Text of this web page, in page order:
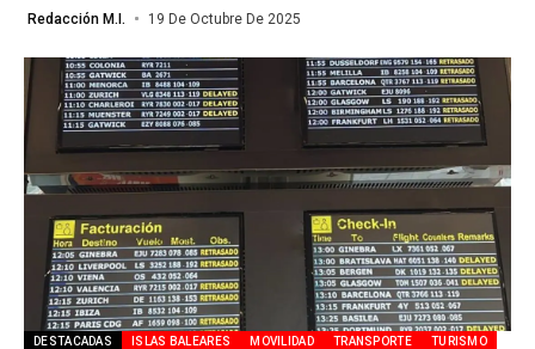
Redacción M.I. 19 De Octubre De 2025
DESTACADAS ISLAS BALEARES MOVILIDAD TRANSPORTE TURISMO